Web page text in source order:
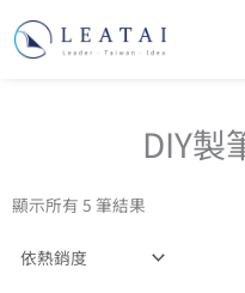
DIY製
顯示所有 5 筆結果